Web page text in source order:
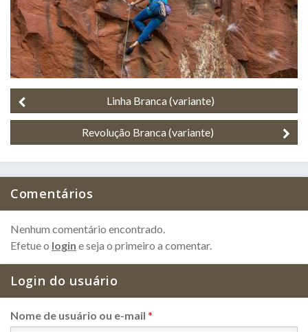
Linha Branca (variante)
Revolução Branca (variante)
Comentários
Nenhum comentário encontrado.
Efetue o login e seja o primeiro a comentar.
Login do usuário
Nome de usuário ou e-mail *